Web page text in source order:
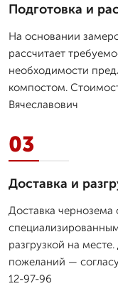
Подготовка и
На основании
рассчитает
необходимости
компостом.
Вячеславович
03
Доставка и
Доставка чернозема
разгрузкой на
пожеланий —
12-97-96